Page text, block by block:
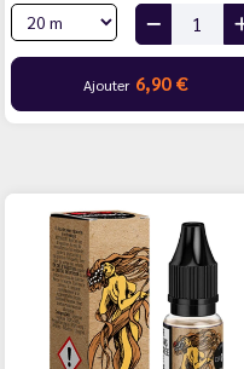
Ajouter 6,90 €